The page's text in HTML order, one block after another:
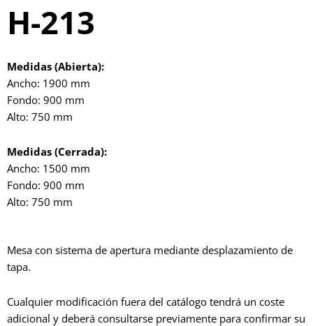
H-213
Medidas (Abierta):
Ancho: 1900 mm
Fondo: 900 mm
Alto: 750 mm
Medidas (Cerrada):
Ancho: 1500 mm
Fondo: 900 mm
Alto: 750 mm
Mesa con sistema de apertura mediante desplazamiento de
tapa.
Cualquier modificación fuera del catálogo tendrá un coste
adicional y deberá consultarse previamente para confirmar su